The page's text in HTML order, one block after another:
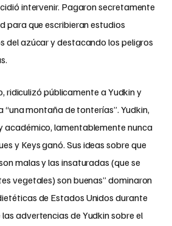
intervenir. Pagaron secretamente
para que escribieran estudios
del azúcar y destacando los peligros
ridiculizó públicamente a Yudkin y
“una montaña de tonterías”. Yudkin,
académico, lamentablemente nunca
y Keys ganó. Sus ideas sobre que
malas y las insaturadas (que se
vegetales) son buenas” dominaron
de Estados Unidos durante
advertencias de Yudkin sobre el